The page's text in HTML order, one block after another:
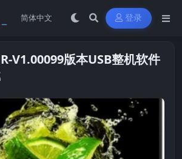
登录
V1.00099版本USB整机软件